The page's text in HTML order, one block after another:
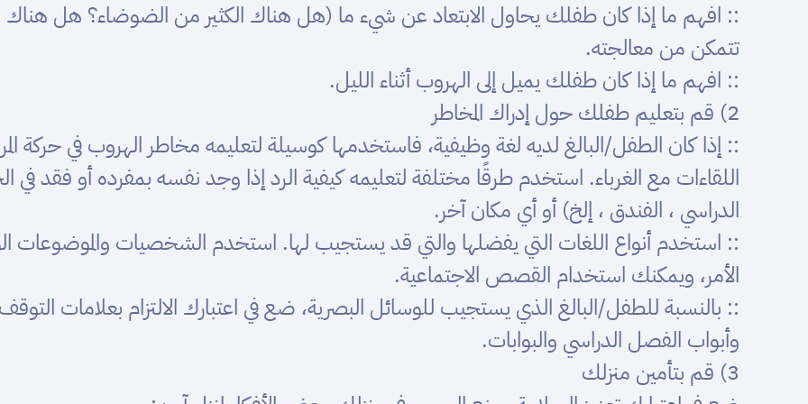
:: افهم ما إذا كان طفلك يحاول الابتعاد عن شيء ما (هل هناك الكثير من الضوضاء؟ هل
تتمكن من معالجته.
:: افهم ما إذا كان طفلك يميل إلى الهروب أثناء الليل.
2) قم بتعليم طفلك حول إدراك المخاطر
:: إذا كان الطفل/البالغ لديه لغة وظيفية، فاستخدمها كوسيلة لتعليمه مخاطر الهروب في حركة
اللقاءات مع الغرباء. استخدم طرقًا مختلفة لتعليمه كيفية الرد إذا وجد نفسه بمفرده أو فقد في
الدراسي ، الفندق ، إلخ) أو أي مكان آخر.
:: استخدم أنواع اللغات التي يفضلها والتي قد يستجيب لها. استخدم الشخصيات والموضوعات
الأمر، ويمكنك استخدام القصص الاجتماعية.
:: بالنسبة للطفل/البالغ الذي يستجيب للوسائل البصرية، ضع في اعتبارك الالتزام بعلامات
وأبواب الفصل الدراسي والبوابات.
3) قم بتأمين منزلك